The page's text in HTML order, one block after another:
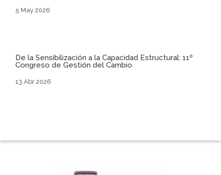
5 May 2026
De la Sensibilización a la Capacidad Estructural: 11º
Congreso de Gestión del Cambio
13 Abr 2026